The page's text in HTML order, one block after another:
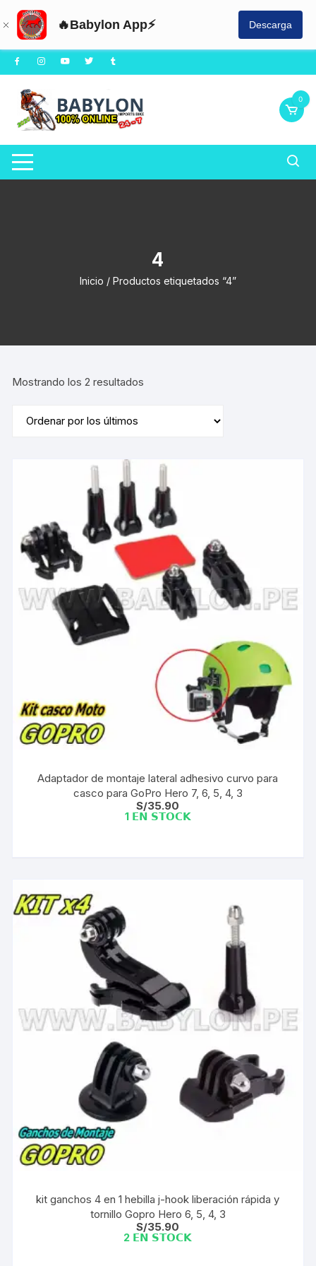
🔥Babylon App⚡ Descarga
Saltar
al
contenido
0
4
Inicio / Productos etiquetados “4”
Mostrando los 2 resultados
Adaptador de montaje lateral adhesivo curvo para
casco para GoPro Hero 7, 6, 5, 4, 3
S/35.90
1 𝗘𝗡 𝗦𝗧𝗢𝗖𝗞
kit ganchos 4 en 1 hebilla j-hook liberación rápida y
tornillo Gopro Hero 6, 5, 4, 3
S/35.90
2 𝗘𝗡 𝗦𝗧𝗢𝗖𝗞